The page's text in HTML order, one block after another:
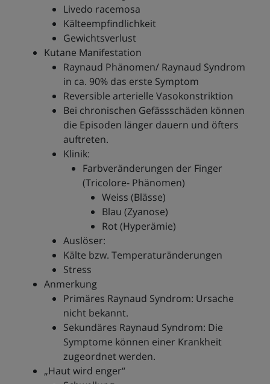
Livedo racemosa
Kälteempfindlichkeit
Gewichtsverlust
Kutane Manifestation
Raynaud Phänomen/ Raynaud Syndrom
in ca. 90% das erste Symptom
Reversible arterielle Vasokonstriktion
Bei chronischen Gefässschäden können
die Episoden länger dauern und öfters
auftreten.
Klinik:
Farbveränderungen der Finger
(Tricolore- Phänomen)
Weiss (Blässe)
Blau (Zyanose)
Rot (Hyperämie)
Auslöser:
Kälte bzw. Temperaturänderungen
Stress
Anmerkung
Primäres Raynaud Syndrom: Ursache
nicht bekannt.
Sekundäres Raynaud Syndrom: Die
Symptome können einer Krankheit
zugeordnet werden.
„Haut wird enger“